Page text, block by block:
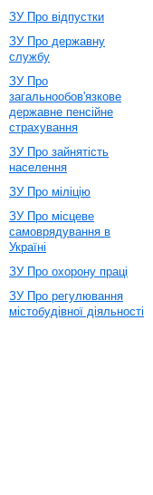
ЗУ Про відпустки
ЗУ Про державну
службу
ЗУ Про
загальнообов'язкове
державне пенсійне
страхування
ЗУ Про зайнятість
населення
ЗУ Про міліцію
ЗУ Про місцеве
самоврядування в
Україні
ЗУ Про охорону праці
ЗУ Про регулювання
містобудівної діяльності